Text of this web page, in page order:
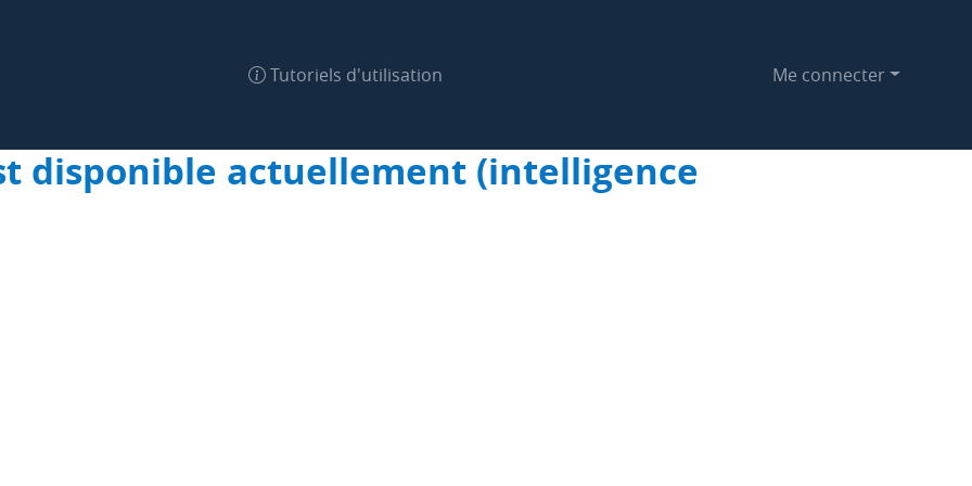
Tutoriels d'utilisation Me connecter
disponible actuellement (intelligence